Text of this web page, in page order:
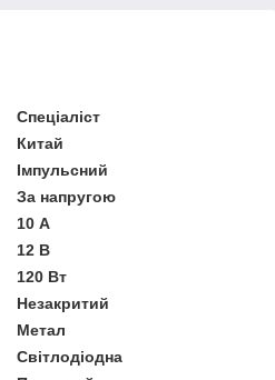
Спеціаліст
Китай
Імпульсний
За напругою
10 А
12 В
120 Вт
Незакритий
Метал
Світлодіодна